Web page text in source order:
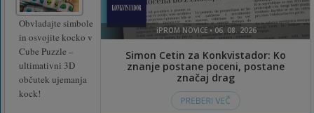
Obvladajte simbole
in osvojite kocko v
Cube Puzzle –
ultimativni 3D
občutek ujemanja
kock!